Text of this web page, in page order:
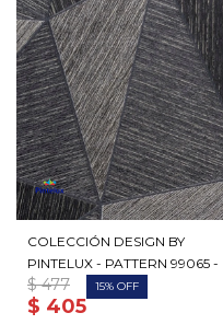
COLECCIÓN DESIGN BY
PINTELUX - PATTERN 99065 -
$ 405
$ 477 15